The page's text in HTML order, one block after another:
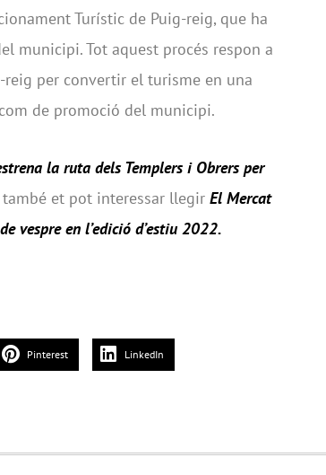
Turístic de Puig-reig, que ha
municipi. Tot aquest procés respon a
reig per convertir el turisme en una
de promoció del municipi.
la ruta dels Templers i Obrers per
també et pot interessar llegir El Mercat
vespre en l’edició d’estiu 2022.
Pinterest LinkedIn